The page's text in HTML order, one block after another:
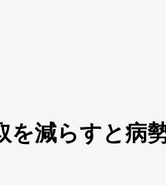
を減らすと病